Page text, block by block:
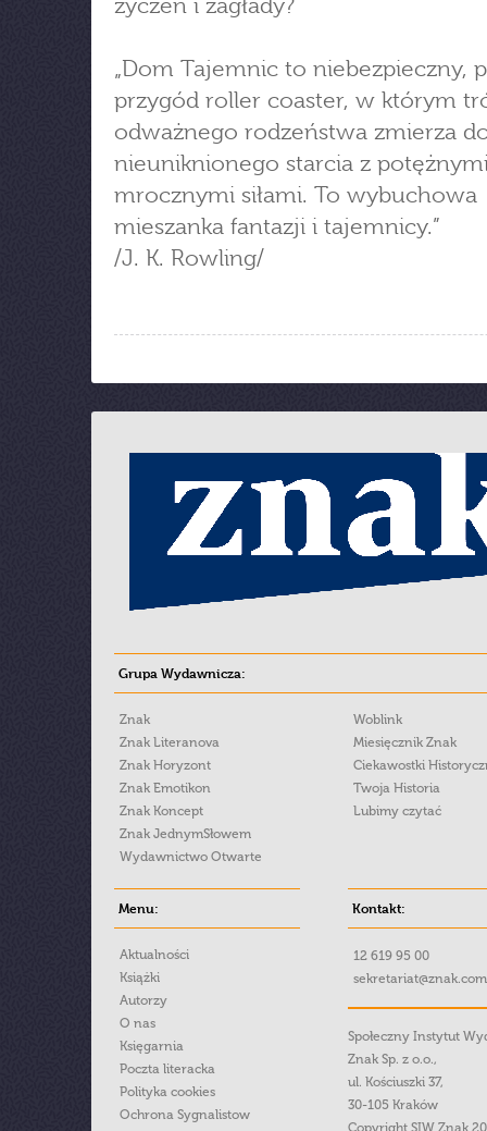
życzeń i zagłady?
„Dom Tajemnic to niebezpieczny,
przygód roller coaster, w którym
odważnego rodzeństwa zmierza
nieuniknionego starcia z
mrocznymi siłami. To wybuchowa
mieszanka fantazji i tajemnicy.”
/J. K. Rowling/
Grupa Wydawnicza:
Znak
Znak Literanova
Znak Horyzont
Znak Emotikon
Znak Koncept
Znak JednymSłowem
Wydawnictwo Otwarte
Woblink
Miesięcznik Znak
Ciekawostki
Twoja Historia
Lubimy czytać
Menu:
Aktualności
Książki
Autorzy
O nas
Księgarnia
Poczta literacka
Polityka cookies
Ochrona Sygnalistow
Kontakt:
12 619 95 00
Społeczny Instytut
Znak Sp. z o.o.,
ul. Kościuszki 37,
30-105 Kraków
Copyright SIW Znak